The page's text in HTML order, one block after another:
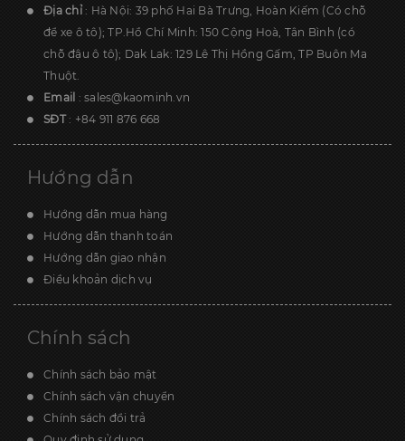
Địa chỉ: Hà Nội: 39 phố Hai Bà Trưng, Hoàn Kiếm (Có chỗ
để xe ô tô); TP.Hồ Chí Minh: 150 Cộng Hoà, Tân Bình (có
chỗ đậu ô tô); Dak Lak: 129 Lê Thị Hồng Gấm, TP Buôn Ma
Thuột.
Email : sales@kaominh.vn
SĐT: +84 911 876 668
Hướng dẫn
Hướng dẫn mua hàng
Hướng dẫn thanh toán
Hướng dẫn giao nhận
Điều khoản dịch vụ
Chính sách
Chính sách bảo mật
Chính sách vận chuyển
Chính sách đổi trả